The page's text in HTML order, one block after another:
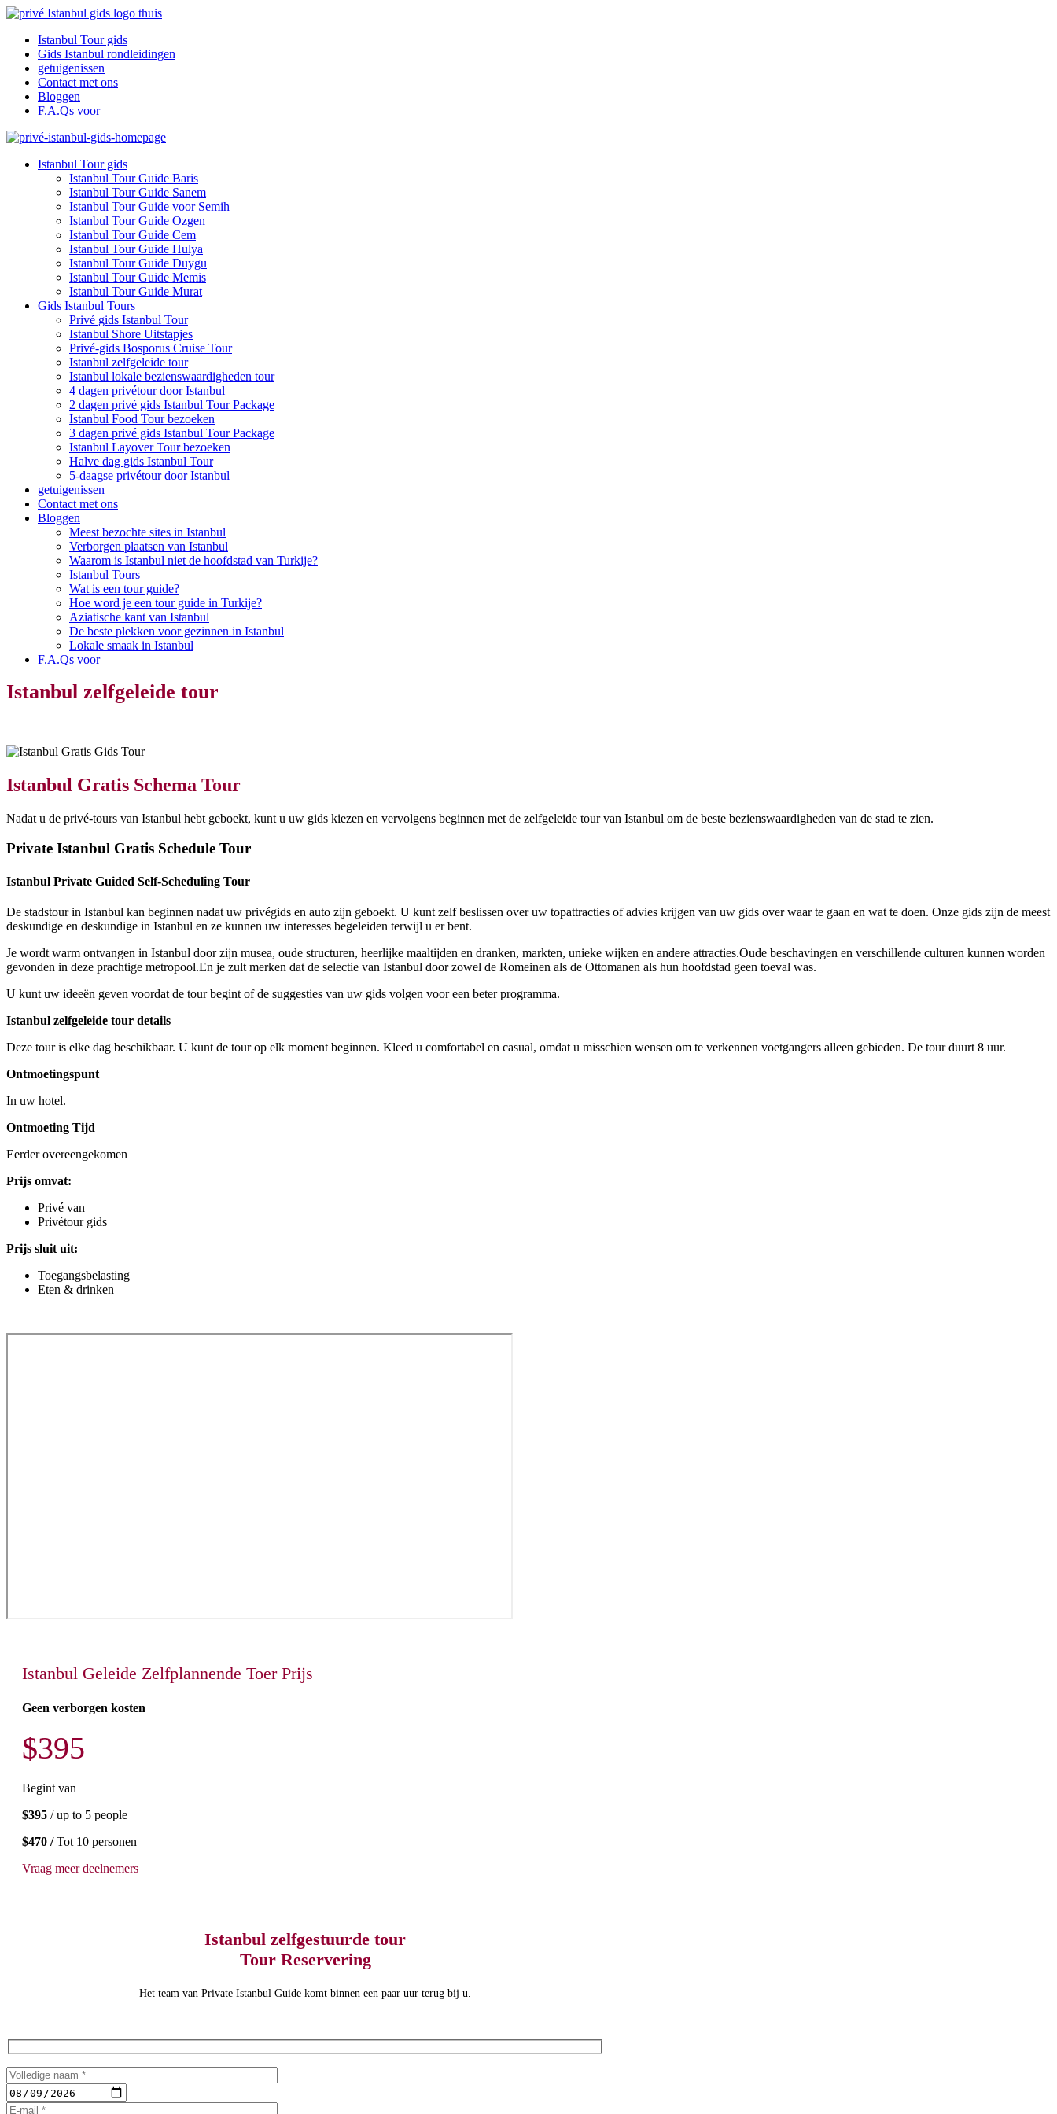
Istanbul Tour gids
Gids Istanbul rondleidingen
getuigenissen
Contact met ons
Bloggen
F.A.Qs voor
Istanbul Tour gids
Istanbul Tour Guide Baris
Istanbul Tour Guide Sanem
Istanbul Tour Guide voor Semih
Istanbul Tour Guide Ozgen
Istanbul Tour Guide Cem
Istanbul Tour Guide Hulya
Istanbul Tour Guide Duygu
Istanbul Tour Guide Memis
Istanbul Tour Guide Murat
Gids Istanbul Tours
Privé gids Istanbul Tour
Istanbul Shore Uitstapjes
Privé-gids Bosporus Cruise Tour
Istanbul zelfgeleide tour
Istanbul lokale bezienswaardigheden tour
4 dagen privétour door Istanbul
2 dagen privé gids Istanbul Tour Package
Istanbul Food Tour bezoeken
3 dagen privé gids Istanbul Tour Package
Istanbul Layover Tour bezoeken
Halve dag gids Istanbul Tour
5-daagse privétour door Istanbul
getuigenissen
Contact met ons
Bloggen
Meest bezochte sites in Istanbul
Verborgen plaatsen van Istanbul
Waarom is Istanbul niet de hoofdstad van Turkije?
Istanbul Tours
Wat is een tour guide?
Hoe word je een tour guide in Turkije?
Aziatische kant van Istanbul
De beste plekken voor gezinnen in Istanbul
Lokale smaak in Istanbul
F.A.Qs voor
Istanbul zelfgeleide tour
Istanbul Gratis Schema Tour
Nadat u de privé-tours van Istanbul hebt geboekt, kunt u uw gids kiezen en vervolgens beginnen met de zelfgeleide tour van Istanbul om de beste bezienswaardigheden van de stad te zien.
Private Istanbul Gratis Schedule Tour
Istanbul Private Guided Self-Scheduling Tour
De stadstour in Istanbul kan beginnen nadat uw privégids en auto zijn geboekt. U kunt zelf beslissen over uw topattracties of advies krijgen van uw gids over waar te gaan en wat te doen. Onze gids zijn de meest
deskundige en deskundige in Istanbul en ze kunnen uw interesses begeleiden terwijl u er bent.
Je wordt warm ontvangen in Istanbul door zijn musea, oude structuren, heerlijke maaltijden en dranken, markten, unieke wijken en andere attracties.Oude beschavingen en verschillende culturen kunnen worden
gevonden in deze prachtige metropool.En je zult merken dat de selectie van Istanbul door zowel de Romeinen als de Ottomanen als hun hoofdstad geen toeval was.
U kunt uw ideeën geven voordat de tour begint of de suggesties van uw gids volgen voor een beter programma.
Istanbul zelfgeleide tour details
Deze tour is elke dag beschikbaar. U kunt de tour op elk moment beginnen. Kleed u comfortabel en casual, omdat u misschien wensen om te verkennen voetgangers alleen gebieden. De tour duurt 8 uur.
Ontmoetingspunt
In uw hotel.
Ontmoeting Tijd
Eerder overeengekomen
Prijs omvat:
Privé van
Privétour gids
Prijs sluit uit:
Toegangsbelasting
Eten & drinken
Istanbul Geleide Zelfplannende Toer Prijs
Geen verborgen kosten
$395
Begint van
$395 / up to 5 people
$470 /Tot 10 personen
Vraag meer deelnemers
Istanbul zelfgestuurde tour
Tour Reservering
Het team van Private Istanbul Guide komt binnen een paar uur terug bij u.